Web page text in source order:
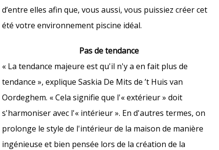
d’entre elles afin que, vous aussi, vous puissiez créer cet
été votre environnement piscine idéal.
Pas de tendance
« La tendance majeure est qu'il n'y a en fait plus de
tendance », explique Saskia De Mits de ’t Huis van
Oordeghem. « Cela signifie que l'« extérieur » doit
s'harmoniser avec l'« intérieur ». En d'autres termes, on
prolonge le style de l'intérieur de la maison de manière
ingénieuse et bien pensée lors de la création de la